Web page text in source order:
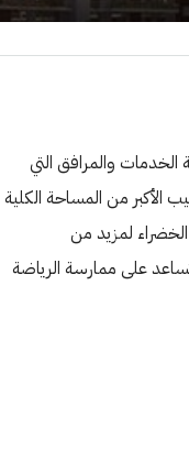
والمرافق التي
الأكبر من المساحة الكلية
لمزيد من
على ممارسة الرياضة